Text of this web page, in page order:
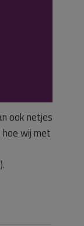
ook netjes
wij met